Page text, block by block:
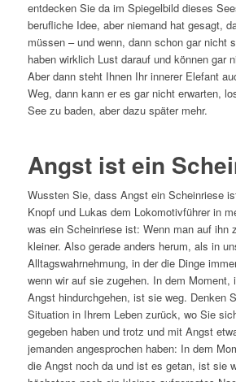
entdecken Sie da im Spiegelbild dieses
berufliche Idee, aber niemand hat gesagt,
müssen – und wenn, dann schon gar nicht
haben wirklich Lust darauf und können gar
Aber dann steht Ihnen Ihr innerer Elefant
Weg, dann kann er es gar nicht erwarten,
See zu baden, aber dazu später mehr.
Angst ist ein
Wussten Sie, dass Angst ein Scheinriese
Knopf und Lukas dem Lokomotivführer in
was ein Scheinriese ist: Wenn man auf ihn
kleiner. Also gerade anders herum, als in
Alltagswahrnehmung, in der die Dinge
wenn wir auf sie zugehen. In dem Moment,
Angst hindurchgehen, ist sie weg. Denken
Situation in Ihrem Leben zurück, wo Sie
gegeben haben und trotz und mit Angst
jemanden angesprochen haben: In dem
die Angst noch da und ist es getan, ist sie